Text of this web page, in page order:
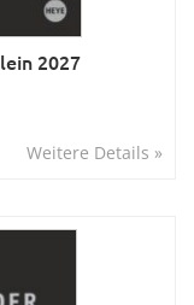
2027
Weitere Details »